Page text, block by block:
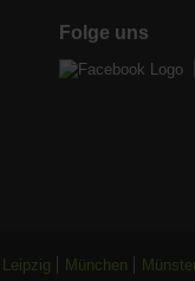
Folge uns
Leipzig München